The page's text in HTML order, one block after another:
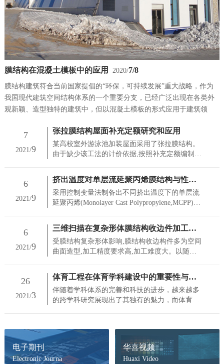
膜结构在混凝土模板中的应用 2020/7/8
膜结构建筑符合当前国家提倡的“环保，可持续发展”重大战略，作为
我国现代建筑空间结构体系的一个重要分支，已经广泛出现在各类外
观新颖、造型独特的建筑中，但以混凝土模板的形式应用于建筑领
7
2021/9
张拉膜结构屋面补充定额研究和应用
某高校室外游泳池加装屋面采用了张拉膜结构。
由于缺少该工法的计价依据,按照补充定额编制要
膜工法的.
6
2021/9
挤出温度对单层流延聚丙烯膜结构与性能的影响
采用控制变量法制备出不同挤出温度下的单层流
延聚丙烯(Monolayer Cast Polypropylene,MCPP)薄
6
2021/9
三维扫描在复杂形体膜结构收边件加工中的应用
受膜结构复杂形体影响,膜结构收边构件多为空间
曲面造型,加工精度要求高,加工难度大。以随州
中的.
26
2021/3
体育工程在体育学科建设中的重要性与策略研究
伴随着学科体系的完善和科技的进步，越来越多
的跨学科研究展现出了其独有的魅力，而体育工
现，我国体育学.
电子期刊
Electronic Journa
华喜视频
Huaxi Video